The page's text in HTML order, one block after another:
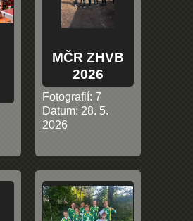
MČR ZHVB
2026
Fotografií: 7
Datum: 28. 5.
2026